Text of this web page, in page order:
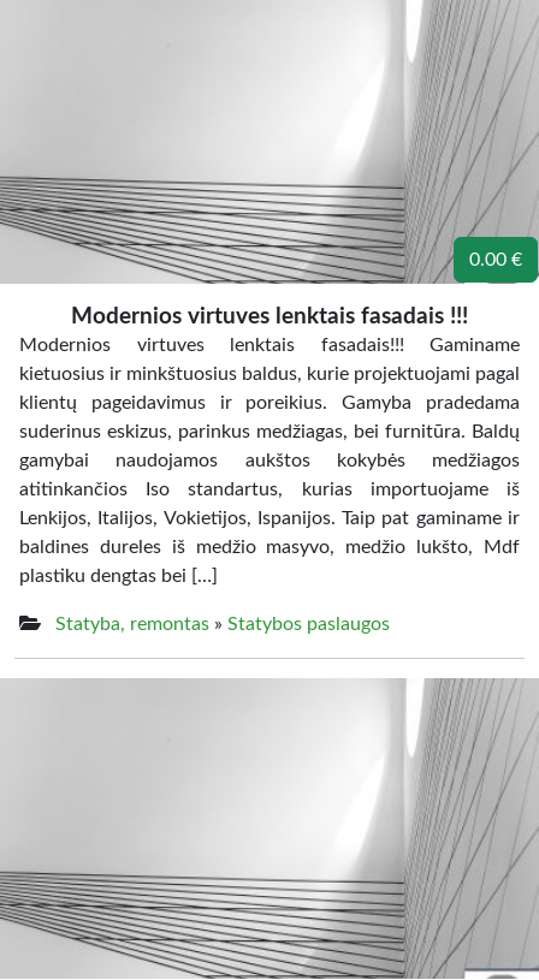
0.00 €
Modernios virtuves lenktais fasadais !!!
Modernios virtuves lenktais fasadais!!! Gaminame
kietuosius ir minkštuosius baldus, kurie projektuojami pagal
klientų pageidavimus ir poreikius. Gamyba pradedama
suderinus eskizus, parinkus medžiagas, bei furnitūra. Baldų
gamybai naudojamos aukštos kokybės medžiagos
atitinkančios Iso standartus, kurias importuojame iš
Lenkijos, Italijos, Vokietijos, Ispanijos. Taip pat gaminame ir
baldines dureles iš medžio masyvo, medžio lukšto, Mdf
plastiku dengtas bei […]
Statyba, remontas » Statybos paslaugos